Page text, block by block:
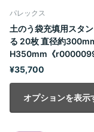
パレックス
土のう袋充填用スタ
る 20枚 直径約
H350mm《r0000099
¥35,700
オプションを表示